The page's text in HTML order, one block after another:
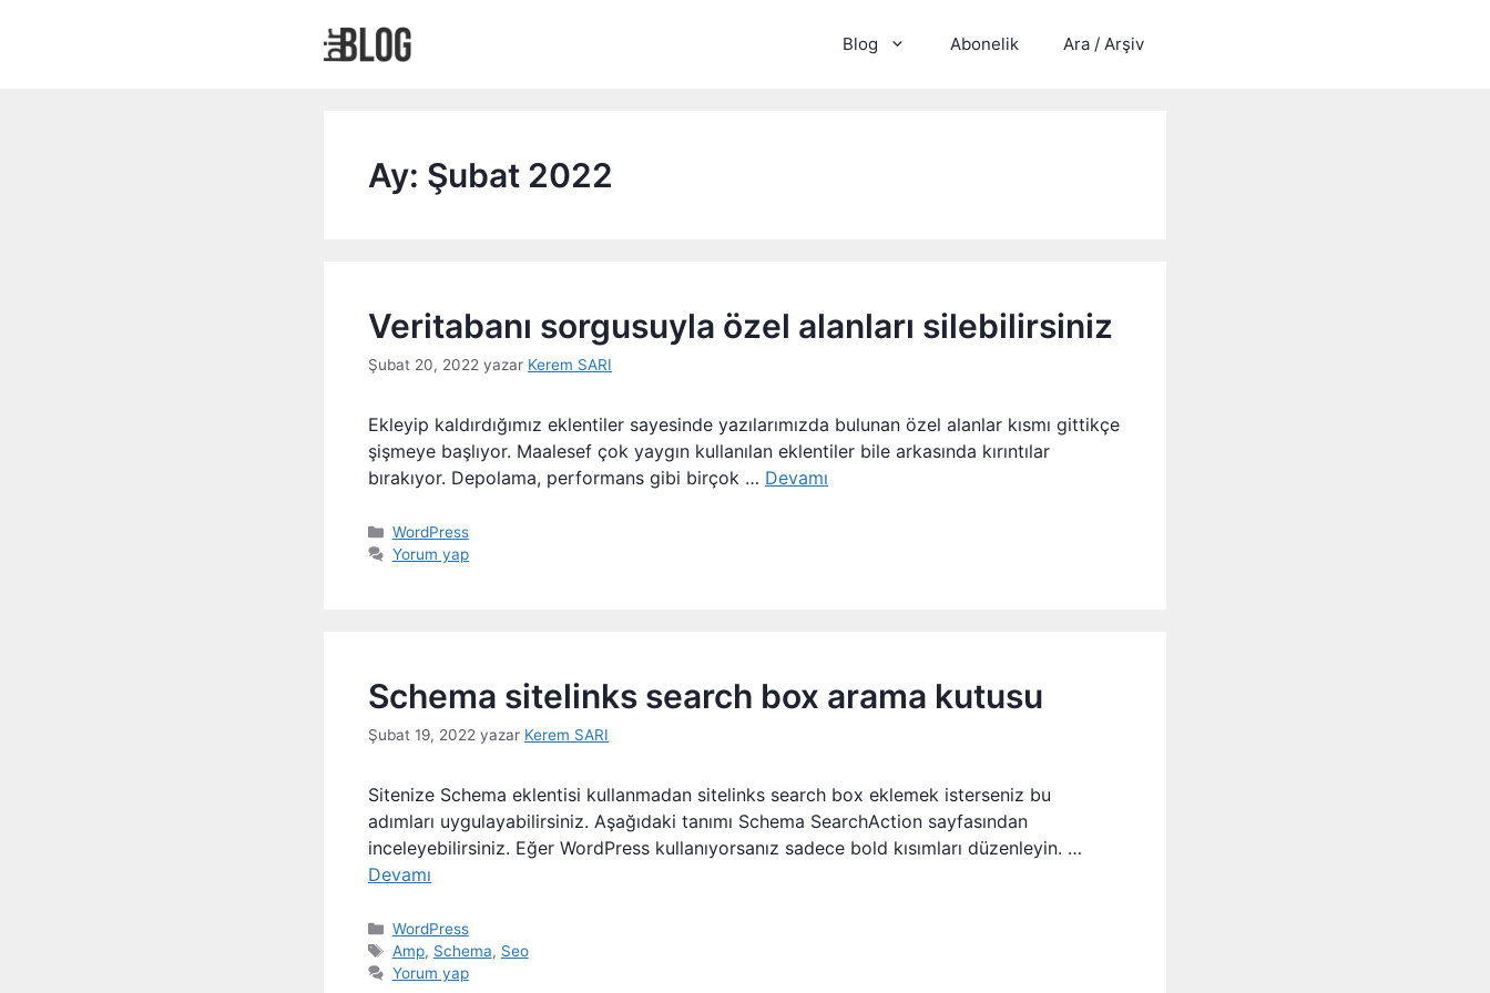
Blog Abonelik Ara / Arşiv
Ay: Şubat 2022
Veritabanı sorgusuyla özel alanları silebilirsiniz
Şubat 20, 2022 yazar Kerem SARI
Ekleyip kaldırdığımız eklentiler sayesinde yazılarımızda bulunan özel alanlar kısmı gittikçe
şişmeye başlıyor. Maalesef çok yaygın kullanılan eklentiler bile arkasında kırıntılar
bırakıyor. Depolama, performans gibi birçok … Devamı
Kategoriler
WordPress
Yorum yap
Schema sitelinks search box arama kutusu
Şubat 19, 2022 yazar Kerem SARI
Sitenize Schema eklentisi kullanmadan sitelinks search box eklemek isterseniz bu
adımları uygulayabilirsiniz. Aşağıdaki tanımı Schema SearchAction sayfasından
inceleyebilirsiniz. Eğer WordPress kullanıyorsanız sadece bold kısımları düzenleyin. …
Devamı
Kategoriler
WordPress
Etiketler
Amp, Schema, Seo
Yorum yap